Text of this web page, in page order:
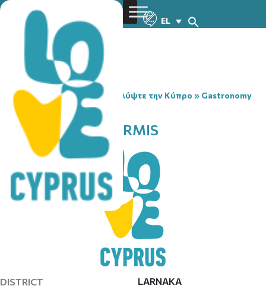
EL
You are here:Home» Ανακαλύψτε την Κύπρο » Gastronomy
» KAFESTIATORIO ERMIS
KAFESTIATORIO ERMIS
DISTRICT
LARNAKA